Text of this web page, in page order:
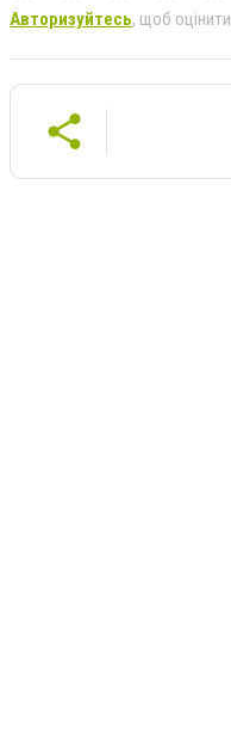
Авторизуйтесь, щоб оцінити